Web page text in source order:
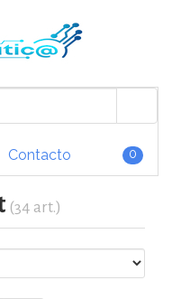
Contacto 0
(34 art.)